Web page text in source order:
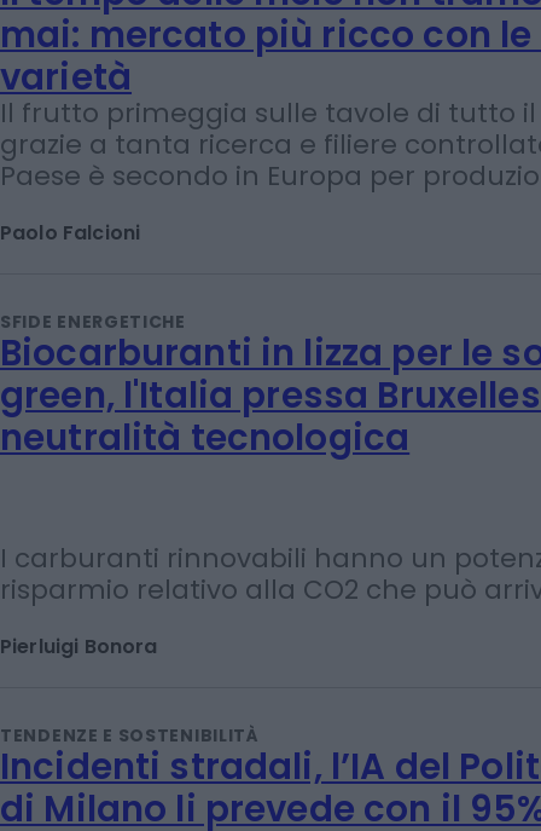
AGRICOLTURA
Il tempo delle mele non
mai: mercato più ricco con le
varietà
Il frutto primeggia sulle tavole di tutto il
Paolo Falcioni
SFIDE ENERGETICHE
Biocarburanti in lizza per le
neutralità tecnologica
I carburanti rinnovabili hanno un
Pierluigi Bonora